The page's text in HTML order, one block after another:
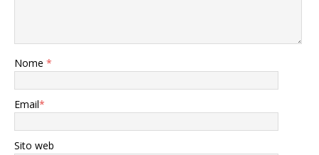
Nome *
Email*
Sito web